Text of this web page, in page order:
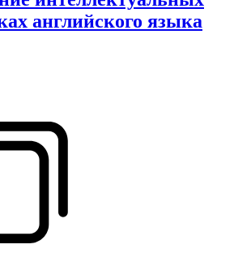
английского языка